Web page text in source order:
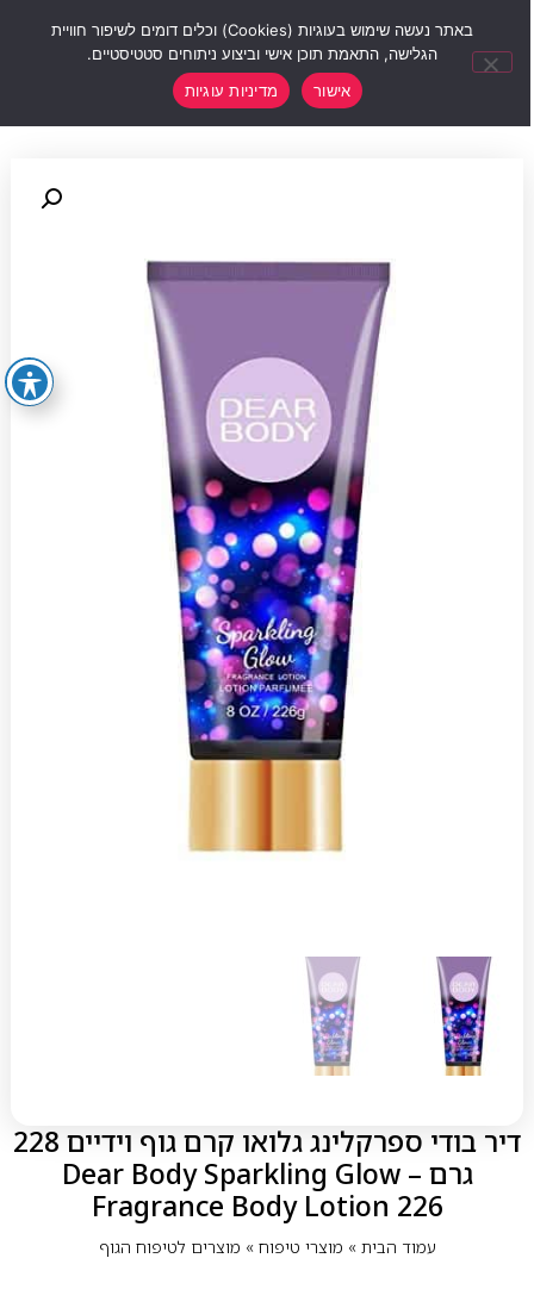
דיר בודי ספרקלינג גלואו קרם גוף וידיים 228
גרם – Dear Body Sparkling Glow
Fragrance Body Lotion 226
עמוד הבית» מוצרי טיפוח» מוצרים לטיפוח הגוף
באתר נעשה שימוש בעוגיות (Cookies) וכלים דומים לשיפור חוויית
הגלישה, התאמת תוכן אישי וביצוע ניתוחים סטטיסטיים.
אישור
מדיניות עוגיות